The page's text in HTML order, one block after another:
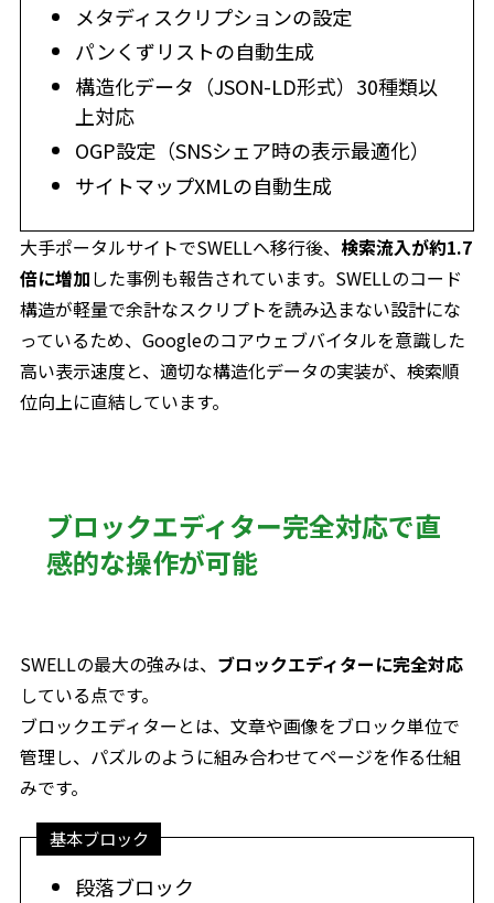
メタディスクリプションの設定
パンくずリストの自動生成
構造化データ（JSON-LD形式）30種類以
上対応
OGP設定（SNSシェア時の表示最適化）
サイトマップXMLの自動生成
大手ポータルサイトでSWELLへ移行後、 検索流入が約1.7
倍に増加した事例も報告されています。SWELLのコード
構造が軽量で余計なスクリプトを読み込まない設計にな
っているため、Googleのコアウェブバイタルを意識した
高い表示速度と、適切な構造化データの実装が、検索順
位向上に直結しています。
ブロックエディター完全対応で直
感的な操作が可能
SWELLの最大の強みは、 ブロックエディターに完全対応
している点です。
ブロックエディターとは、文章や画像をブロック単位で
管理し、パズルのように組み合わせてページを作る仕組
みです。
基本ブロック
段落ブロック